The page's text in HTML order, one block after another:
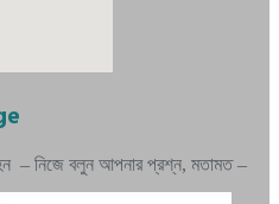
– নিজে বলুন আপনার প্রশ্ন, মতামত –